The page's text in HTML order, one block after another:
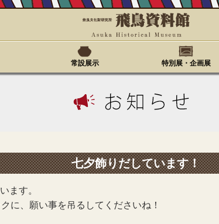
常設展示 特別展・企画展
七夕飾りだしています！
ます。
に、願い事を吊るしてくださいね！